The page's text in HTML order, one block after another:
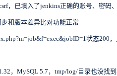
，已填入了jenkins正确的账号、密码
和版本差异比对功能正常
状态200，
，MySQL 5.7，tmp/log/目录也没找